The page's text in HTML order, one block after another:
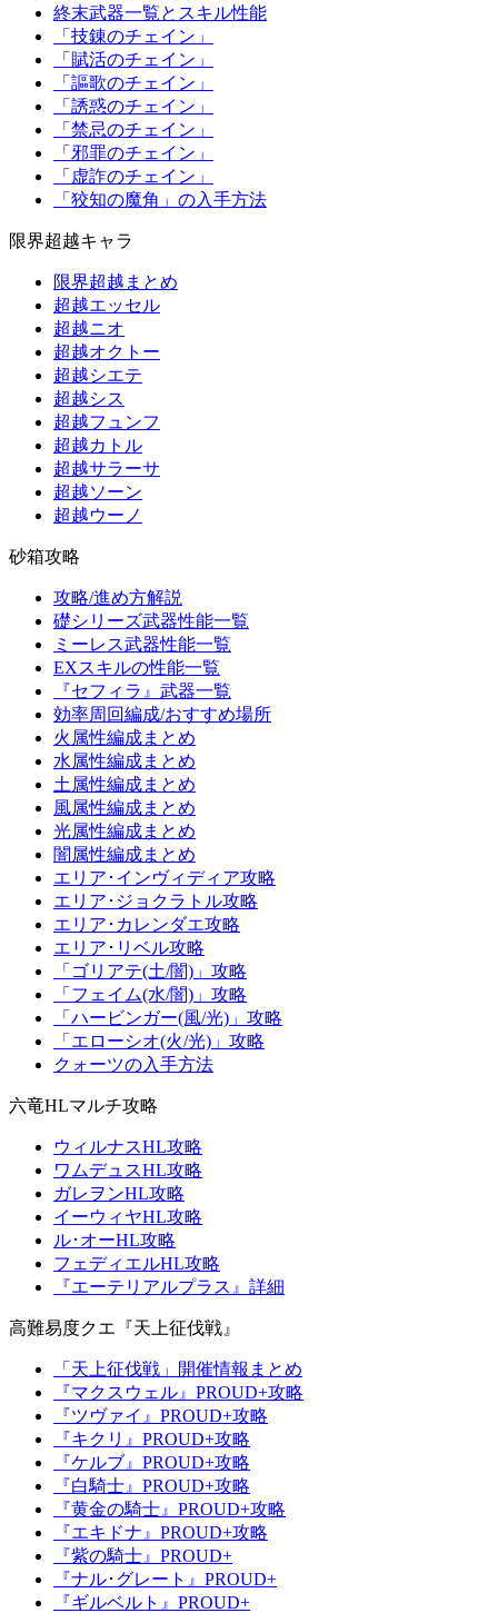
終末武器一覧とスキル性能
「技錬のチェイン」
「賦活のチェイン」
「謳歌のチェイン」
「誘惑のチェイン」
「禁忌のチェイン」
「邪罪のチェイン」
「虚詐のチェイン」
「狡知の魔角」の入手方法
限界超越キャラ
限界超越まとめ
超越エッセル
超越ニオ
超越オクトー
超越シエテ
超越シス
超越フュンフ
超越カトル
超越サラーサ
超越ソーン
超越ウーノ
砂箱攻略
攻略/進め方解説
礎シリーズ武器性能一覧
ミーレス武器性能一覧
EXスキルの性能一覧
『セフィラ』武器一覧
効率周回編成/おすすめ場所
火属性編成まとめ
水属性編成まとめ
土属性編成まとめ
風属性編成まとめ
光属性編成まとめ
闇属性編成まとめ
エリア･インヴィディア攻略
エリア･ジョクラトル攻略
エリア･カレンダエ攻略
エリア･リベル攻略
「ゴリアテ(土/闇)」攻略
「フェイム(水/闇)」攻略
「ハービンガー(風/光)」攻略
「エローシオ(火/光)」攻略
クォーツの入手方法
六竜HLマルチ攻略
ウィルナスHL攻略
ワムデュスHL攻略
ガレヲンHL攻略
イーウィヤHL攻略
ル･オーHL攻略
フェディエルHL攻略
『エーテリアルプラス』詳細
高難易度クエ『天上征伐戦』
「天上征伐戦」開催情報まとめ
『マクスウェル』PROUD+攻略
『ツヴァイ』PROUD+攻略
『キクリ』PROUD+攻略
『ケルブ』PROUD+攻略
『白騎士』PROUD+攻略
『黄金の騎士』PROUD+攻略
『エキドナ』PROUD+攻略
『紫の騎士』PROUD+
『ナル･グレート』PROUD+
『ギルベルト』PROUD+